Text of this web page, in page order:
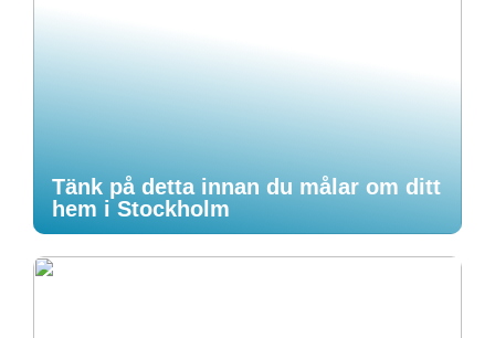
Tänk på detta innan du målar om ditt
hem i Stockholm